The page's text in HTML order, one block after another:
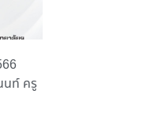
นท์ ครู